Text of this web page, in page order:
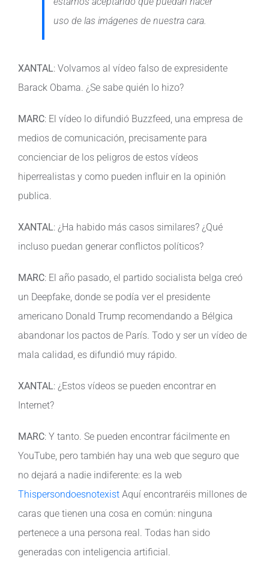
uso de las imágenes de nuestra cara.
XANTAL: Volvamos al vídeo falso de expresidente
Barack Obama. ¿Se sabe quién lo hizo?
MARC: El vídeo lo difundió Buzzfeed, una empresa de
medios de comunicación, precisamente para
concienciar de los peligros de estos vídeos
hiperrealistas y como pueden influir en la opinión
publica.
XANTAL: ¿Ha habido más casos similares? ¿Qué
incluso puedan generar conflictos políticos?
MARC: El año pasado, el partido socialista belga creó
un Deepfake, donde se podía ver el presidente
americano Donald Trump recomendando a Bélgica
abandonar los pactos de París. Todo y ser un vídeo de
mala calidad, es difundió muy rápido.
XANTAL: ¿Estos vídeos se pueden encontrar en
Internet?
MARC: Y tanto. Se pueden encontrar fácilmente en
YouTube, pero también hay una web que seguro que
no dejará a nadie indiferente: es la web
Thispersondoesnotexist Aquí encontraréis millones de
caras que tienen una cosa en común: ninguna
pertenece a una persona real. Todas han sido
generadas con inteligencia artificial.